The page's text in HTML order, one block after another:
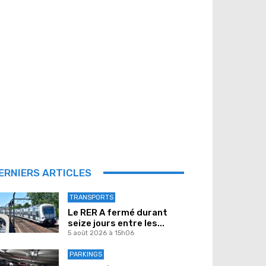
ARTICLES
TRANSPORTS
Le RER A fermé durant
seize jours entre les...
5 août 2026 à 15h06
PARKINGS